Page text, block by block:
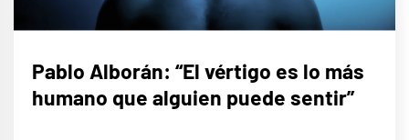
Pablo Alborán: “El vértigo es lo más
humano que alguien puede sentir”